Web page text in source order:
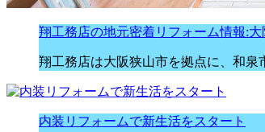
翔工務店の地元密着リフォーム情報:
翔工務店は大阪狭山市を拠点に、和
内装リフォームで新生活をスタート